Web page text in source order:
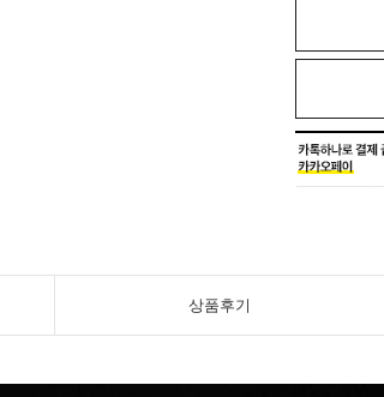
상품후기